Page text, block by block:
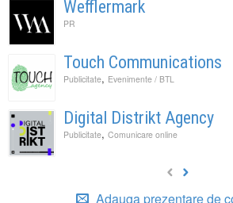
Wefflermark
PR
Touch Communications
Publicitate, Evenimente / BTL
Digital Distrikt Agency
Publicitate, Comunicare online
Adauga prezentare de